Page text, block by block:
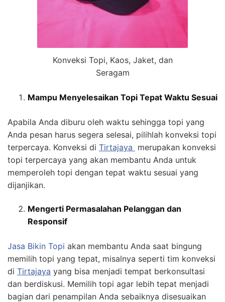
Konveksi Topi, Kaos, Jaket, dan
Seragam
Mampu Menyelesaikan Topi Tepat Waktu Sesuai
Apabila Anda diburu oleh waktu sehingga topi yang
Anda pesan harus segera selesai, pilihlah konveksi topi
terpercaya. Konveksi di Tirtajaya merupakan konveksi
topi terpercaya yang akan membantu Anda untuk
memperoleh topi dengan tepat waktu sesuai yang
dijanjikan.
Mengerti Permasalahan Pelanggan dan
Responsif
Jasa Bikin Topi akan membantu Anda saat bingung
memilih topi yang tepat, misalnya seperti tim konveksi
di Tirtajaya yang bisa menjadi tempat berkonsultasi
dan berdiskusi. Memilih topi agar lebih tepat menjadi
bagian dari penampilan Anda sebaiknya disesuaikan